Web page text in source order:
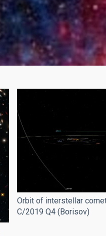
Orbit of interstellar
C/2019 Q4 (Borisov)